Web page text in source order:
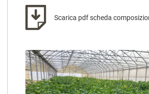
Scarica pdf scheda